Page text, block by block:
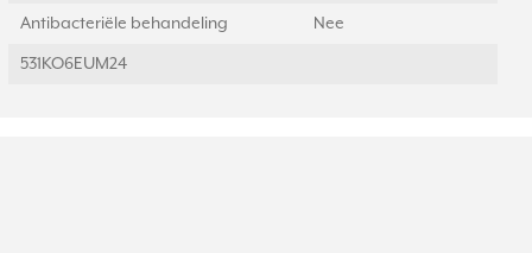
Antibacteriële behandeling Nee
531KO6EUM24